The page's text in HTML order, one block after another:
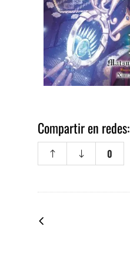
Compartir en redes:
0